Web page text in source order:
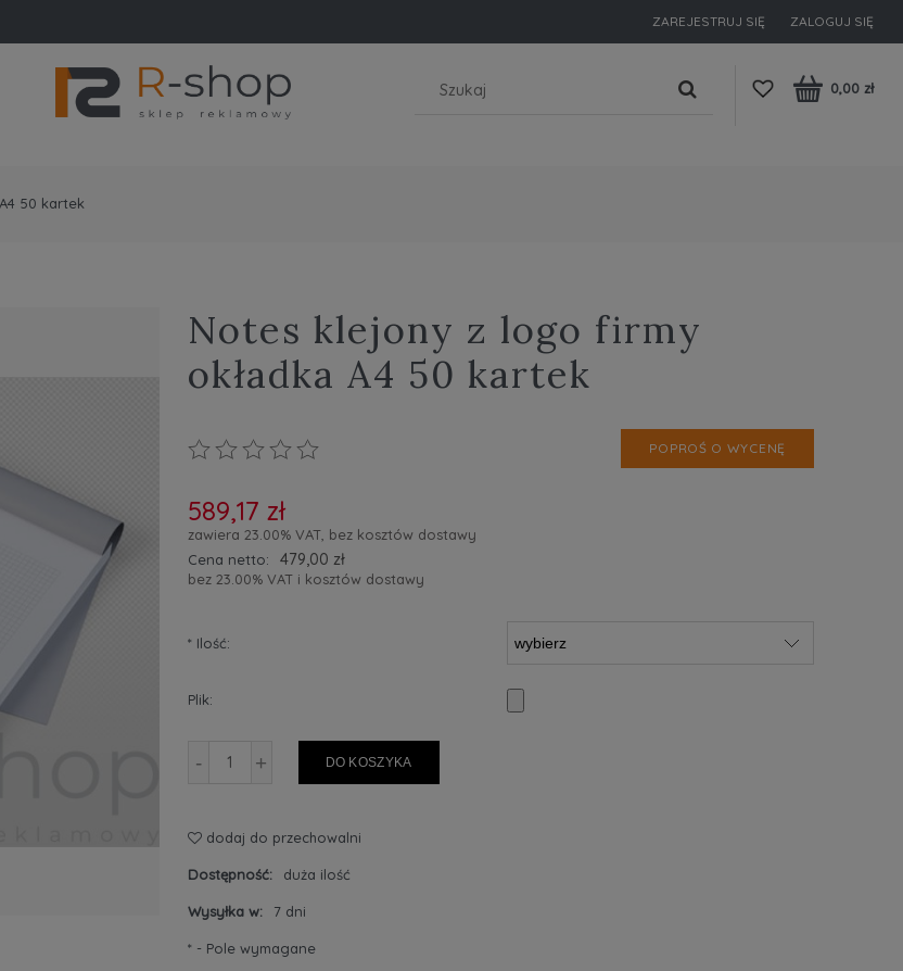
ZAREJESTRUJ SIĘ ZALOGUJ SIĘ
0,00 zł
50 kartek
Notes klejony z logo firmy
okładka A4 50 kartek
POPROŚ O WYCENĘ
589,17 zł
zawiera 23.00% VAT, bez kosztów dostawy
Cena netto:
479,00 zł
bez 23.00% VAT i kosztów dostawy
* Ilość:
Plik:
- + DO KOSZYKA
dodaj do przechowalni
Dostępność: duża ilość
Wysyłka w: 7 dni
* - Pole wymagane